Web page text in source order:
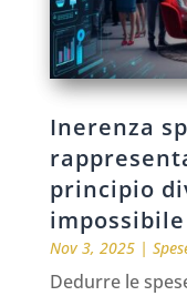
Inerenza
principio
impossibile
Nov 3, 2025|
Dedurre le